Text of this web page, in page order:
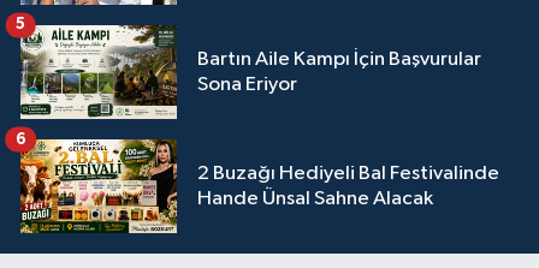
Bartın Aile Kampı İçin Başvurular
Sona Eriyor
5
2 Buzağı Hediyeli Bal Festivalinde
Hande Ünsal Sahne Alacak
6